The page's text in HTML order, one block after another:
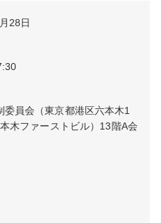
28日
委員会（東京都港区六本木1
木ファーストビル）13階A会